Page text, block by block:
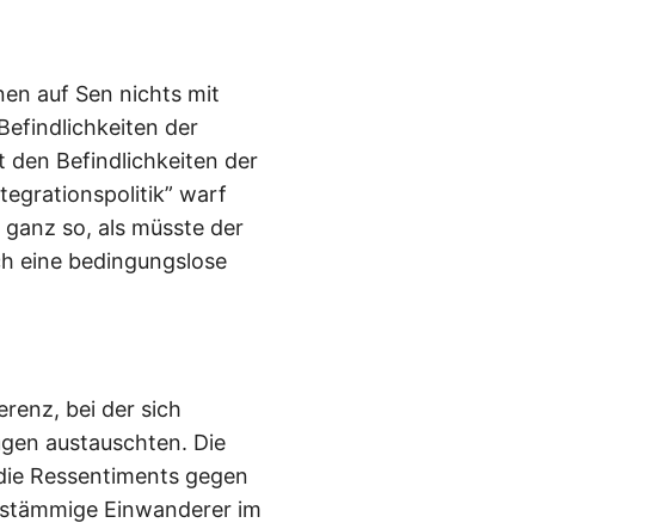
auf Sen nichts mit
der
den Befindlichkeiten der
warf
so, als müsste der
eine bedingungslose
bei der sich
austauschten. Die
Ressentiments gegen
Einwanderer im